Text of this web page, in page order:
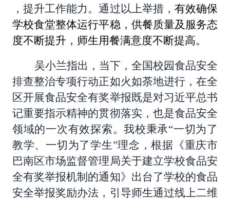
，提升工作能力。通过以上举措， 有效确保
学校食堂整体运行平稳，供餐质量及服务态
度不断提升，师生用餐满意度不断提高。
吴小兰指出，当下，全国校园食品安全
排查整治专项行动正如火如荼地进行，在全
区开展食品安全有奖举报既是对习近平总书
记重要指示精神的贯彻落实，也是食品安全
领域的一次有效探索。我校秉承“一切为了
教学、一切为了学生”理念，根据《重庆市
巴南区市场监督管理局关于建立学校食品安
全有奖举报机制的通知》出台了学校的食品
安全举报奖励办法，引导师生通过线上二维